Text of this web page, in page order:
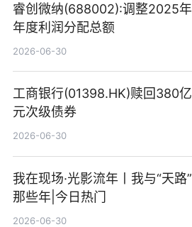
睿创微纳(688002):调整2025年
年度利润分配总额
2026-06-30
工商银行(01398.HK)赎回380亿
元次级债券
2026-06-30
我在现场·光影流年丨我与“天路”
那些年|今日热门
2026-06-30